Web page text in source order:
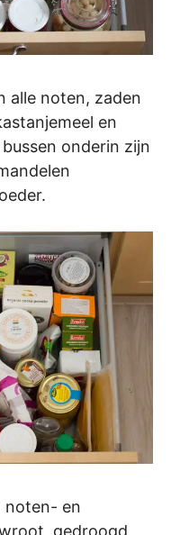
alle noten, zaden
en
onderin zijn
noten- en